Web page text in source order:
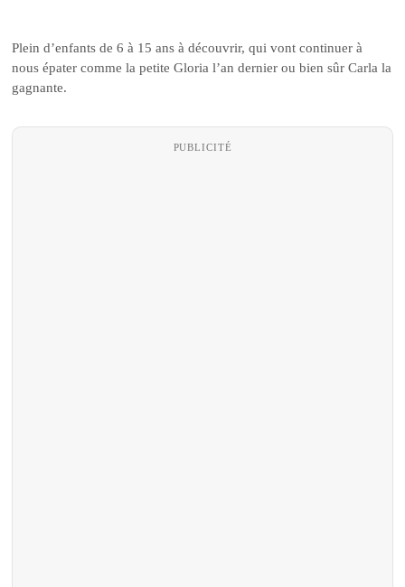
Plein d’enfants de 6 à 15 ans à découvrir, qui vont continuer à
nous épater comme la petite Gloria l’an dernier ou bien sûr Carla la
gagnante.
PUBLICITÉ